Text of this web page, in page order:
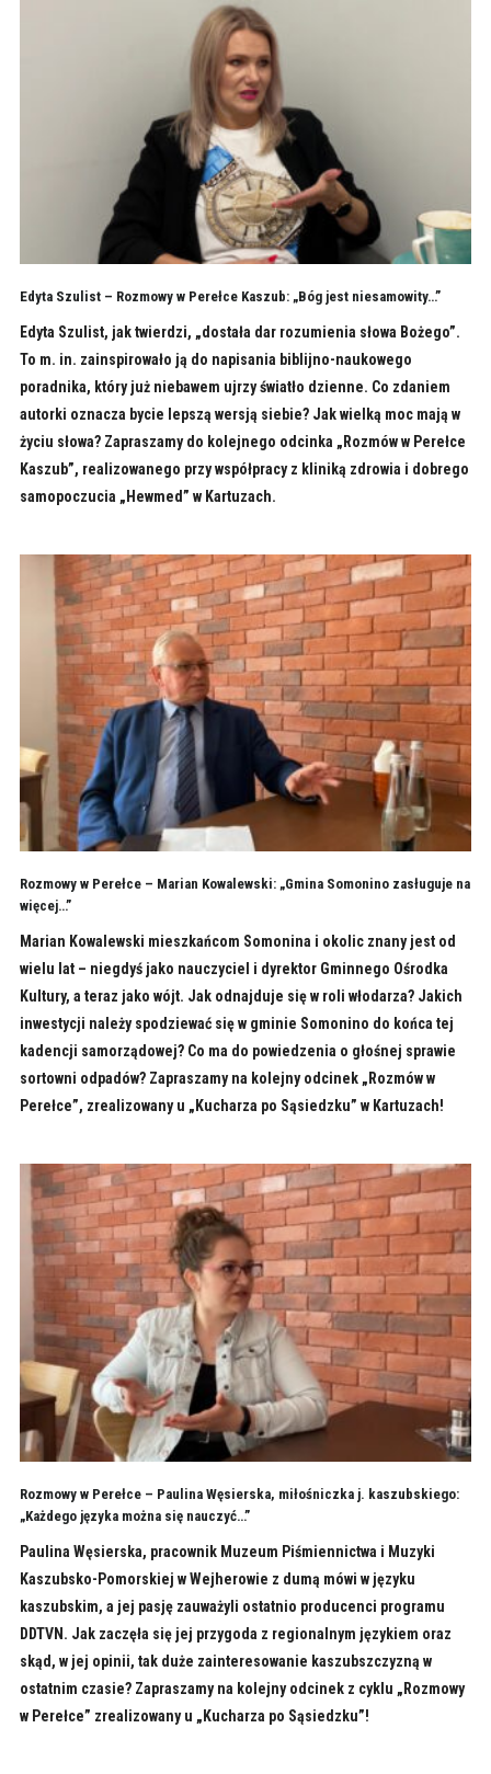
Edyta Szulist – Rozmowy w Perełce Kaszub: „Bóg jest niesamowity…”
Edyta Szulist, jak twierdzi, „dostała dar rozumienia słowa Bożego”.
To m. in. zainspirowało ją do napisania biblijno-naukowego
poradnika, który już niebawem ujrzy światło dzienne. Co zdaniem
autorki oznacza bycie lepszą wersją siebie? Jak wielką moc mają w
życiu słowa? Zapraszamy do kolejnego odcinka „Rozmów w Perełce
Kaszub”, realizowanego przy współpracy z kliniką zdrowia i dobrego
samopoczucia „Hewmed” w Kartuzach.
Rozmowy w Perełce – Marian Kowalewski: „Gmina Somonino zasługuje na
więcej…”
Marian Kowalewski mieszkańcom Somonina i okolic znany jest od
wielu lat – niegdyś jako nauczyciel i dyrektor Gminnego Ośrodka
Kultury, a teraz jako wójt. Jak odnajduje się w roli włodarza? Jakich
inwestycji należy spodziewać się w gminie Somonino do końca tej
kadencji samorządowej? Co ma do powiedzenia o głośnej sprawie
sortowni odpadów? Zapraszamy na kolejny odcinek „Rozmów w
Perełce”, zrealizowany u „Kucharza po Sąsiedzku” w Kartuzach!
Rozmowy w Perełce – Paulina Węsierska, miłośniczka j. kaszubskiego:
„Każdego języka można się nauczyć…”
Paulina Węsierska, pracownik Muzeum Piśmiennictwa i Muzyki
Kaszubsko-Pomorskiej w Wejherowie z dumą mówi w języku
kaszubskim, a jej pasję zauważyli ostatnio producenci programu
DDTVN. Jak zaczęła się jej przygoda z regionalnym językiem oraz
skąd, w jej opinii, tak duże zainteresowanie kaszubszczyzną w
ostatnim czasie? Zapraszamy na kolejny odcinek z cyklu „Rozmowy
w Perełce” zrealizowany u „Kucharza po Sąsiedzku”!